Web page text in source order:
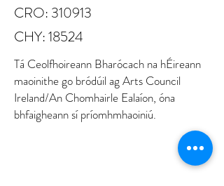
CRO: 310913
CHY: 18524
Tá Ceolfhoireann Bharócach na hÉireann
maoinithe go bródúil ag Arts Council
Ireland/An Chomhairle Ealaíon, óna
bhfaigheann sí príomhmhaoiniú.